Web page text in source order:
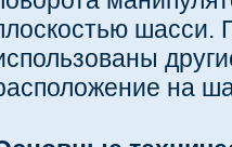
шасси.
на